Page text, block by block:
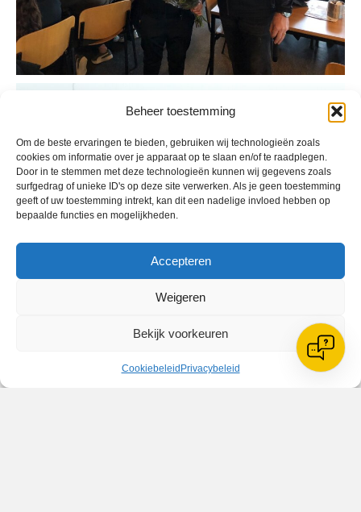
Beheer toestemming
Om de beste ervaringen te bieden, gebruiken wij technologieën zoals
cookies om informatie over je apparaat op te slaan en/of te raadplegen.
Door in te stemmen met deze technologieën kunnen wij gegevens zoals
surfgedrag of unieke ID's op deze site verwerken. Als je geen toestemming
geeft of uw toestemming intrekt, kan dit een nadelige invloed hebben op
bepaalde functies en mogelijkheden.
Accepteren
Weigeren
Bekijk voorkeuren
Cookiebeleid Privacybeleid
Berichten seizoen 2017-2018